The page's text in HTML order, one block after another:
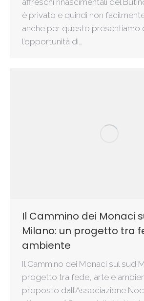
affreschi rinascimentali del
è privato e quindi non
anche per questo presentiamo
l’opportunità di…
Il Cammino dei Monaci
Milano: un progetto tra
ambiente​
Il Cammino dei Monaci sul sud
progetto tra fede, arte e
proposto dall’Associazione